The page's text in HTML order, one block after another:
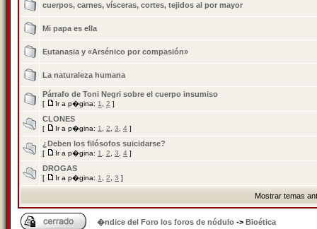
cuerpos, carnes, vísceras, cortes, tejidos al por mayor
Mi papa es ella
Eutanasia y «Arsénico por compasión»
La naturaleza humana
Párrafo de Toni Negri sobre el cuerpo insumiso
[ Ir a p�gina: 1 2 ]
CLONES
[ Ir a p�gina: 1 2 3 4 ]
¿Deben los filósofos suicidarse?
[ Ir a p�gina: 1 2 3 4 ]
DROGAS
[ Ir a p�gina: 1 2 3 ]
Mostrar temas
�ndice del Foro los foros de nódulo -> Bioética